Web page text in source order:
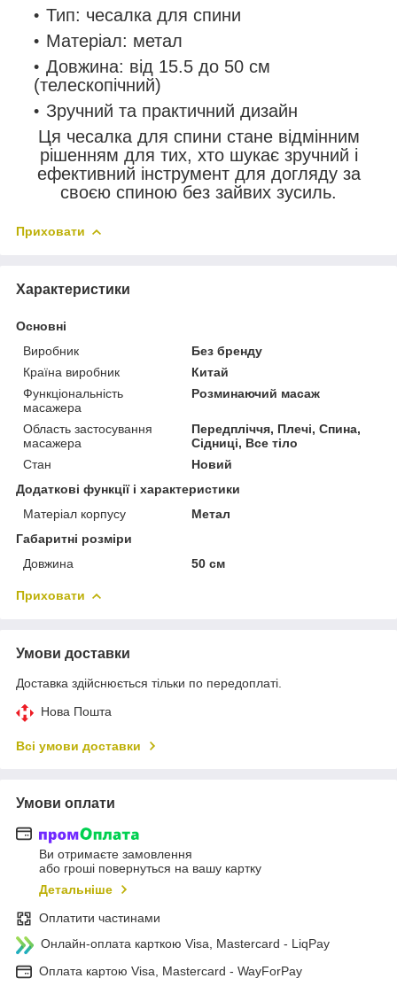
Тип: чесалка для спини
Матеріал: метал
Довжина: від 15.5 до 50 см
(телескопічний)
Зручний та практичний дизайн
Ця чесалка для спини стане відмінним
рішенням для тих, хто шукає зручний і
ефективний інструмент для догляду за
своєю спиною без зайвих зусиль.
Приховати
Характеристики
Основні
Виробник
Без бренду
Країна виробник
Китай
Функціональність
масажера
Розминаючий масаж
Область застосування
масажера
Передпліччя, Плечі, Спина,
Сідниці, Все тіло
Стан
Новий
Додаткові функції і характеристики
Матеріал корпусу
Метал
Габаритні розміри
Довжина
50 см
Приховати
Умови доставки
Доставка здійснюється тільки по передоплаті.
Нова Пошта
Всі умови доставки
Умови оплати
Ви отримаєте замовлення
або гроші повернуться на вашу картку
Детальніше
Оплатити частинами
Онлайн-оплата карткою Visa, Mastercard - LiqPay
Оплата картою Visa, Mastercard - WayForPay